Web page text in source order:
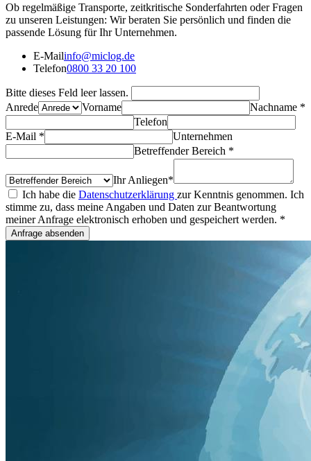
Ob regelmäßige Transporte, zeitkritische Sonderfahrten oder Fragen
zu unseren Leistungen: Wir beraten Sie persönlich und finden die
passende Lösung für Ihr Unternehmen.
E-Mailinfo@miclog.de
Telefon0800 33 20 100
Bitte dieses Feld leer lassen.
Anrede
Vorname Nachname *
Telefon
E-Mail *
Unternehmen
Betreffender Bereich *
Ihr Anliegen*
Ich habe die Datenschutzerklärung zur Kenntnis genommen. Ich
stimme zu, dass meine Angaben und Daten zur Beantwortung
meiner Anfrage elektronisch erhoben und gespeichert werden. *
Anfrage absenden